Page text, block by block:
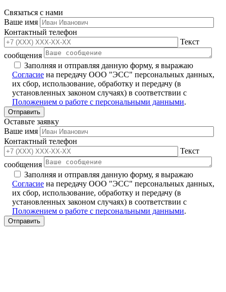
Связаться с нами
Ваше имя
Контактный телефон
Текст
сообщения
Заполняя и отправляя данную форму, я выражаю
Согласие на передачу ООО "ЭСС" персональных данных,
их сбор, использование, обработку и передачу (в
установленных законом случаях) в соответствии с
Положением о работе с персональными данными.
Оставьте заявку
Ваше имя
Контактный телефон
Текст
сообщения
Заполняя и отправляя данную форму, я выражаю
Согласие на передачу ООО "ЭСС" персональных данных,
их сбор, использование, обработку и передачу (в
установленных законом случаях) в соответствии с
Положением о работе с персональными данными.